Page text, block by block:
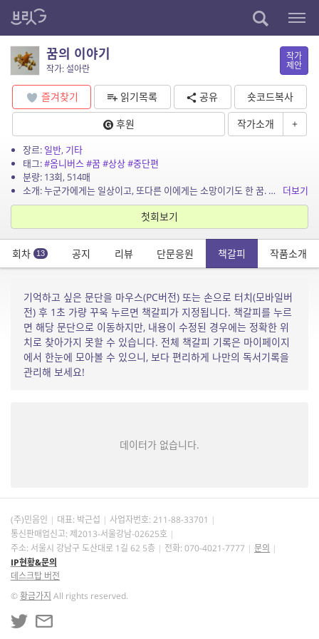
꿈의 이야기
작가: 설아란
작가
제안
즐겨찾기 읽기목록 공유
숏코드복사
후원
작가소개 +
장르: 일반, 기타
태그:#옴니버스#꿈#상상#중단편
분량: 13회, 514매
소개: 누군가에게는 일상이고, 또다른 이에게는 소망이기도 한 꿈. 여러분의 꿈은 안녕하신가요? 과거의 미련, 현재의 소망, 미래의 예지…. 오늘 이곳에서 작가가 꾸었던 꿈을 ...
더보기
첫회보기
회차 13 공지 리뷰 단문응원 책갈피 작품소개
기억하고 싶은 문단을 마우스(PC버전) 또는 손으로 터치(모바일버
전) 후 1초 가량 꾸욱 누르면 책갈피가 지정됩니다. 책갈피를 누르
면 해당 문단으로 이동하지만, 내용이 수정된 경우에는 정확한 위
치로 찾아가지 못할 수 있습니다. 전체 책갈피 기록은 마이페이지
에서 한눈에 모아볼 수 있으니, 보다 편리하게 나만의 독서기록을
관리해 보세요!
데이터가 없습니다.
(주)민음인 대표: 박근섭 사업자번호: 211-88-33701
통신판매업신고: 제2013-서울강남-02625호
주소: 서울시 강남구 도산대로 1길 62 5층
전화: 070-4021-7777
문의
IP현황&문의
데스크탑 버전
©황금가지 All rights reserved.